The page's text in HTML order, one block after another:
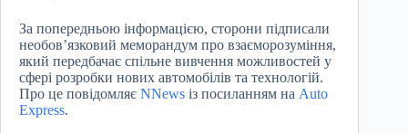
За попередньою інформацією, сторони підписали
необов’язковий меморандум про взаєморозуміння,
який передбачає спільне вивчення можливостей у
сфері розробки нових автомобілів та технологій.
Про це повідомляє NNews із посиланням на Auto
Express.